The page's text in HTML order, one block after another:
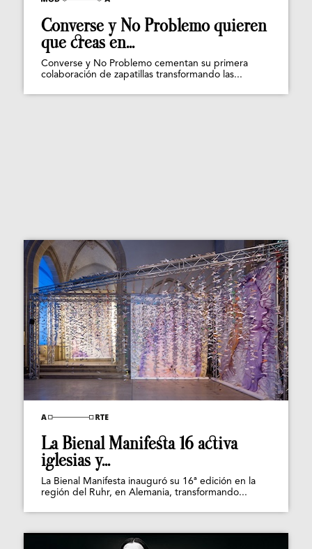
Converse y No Problemo quieren
que creas en...
Converse y No Problemo cementan su primera
colaboración de zapatillas transformando las...
La Bienal Manifesta 16 activa
iglesias y...
La Bienal Manifesta inauguró su 16ª edición en la
región del Ruhr, en Alemania, transformando...